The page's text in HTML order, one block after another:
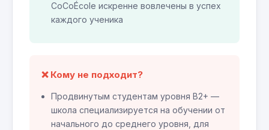
CoCoÉcole искренне вовлечены в успех
каждого ученика
❌ Кому не подходит?
Продвинутым студентам уровня B2+ —
школа специализируется на обучении от
начального до среднего уровня, для